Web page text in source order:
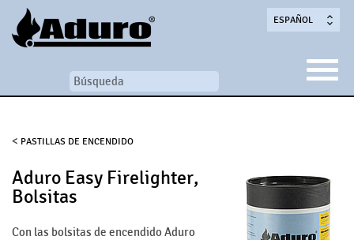
ESPAÑOL
< PASTILLAS DE ENCENDIDO
Aduro Easy Firelighter,
Bolsitas
Con las bolsitas de encendido Aduro